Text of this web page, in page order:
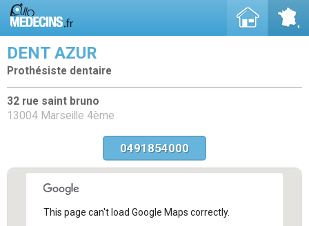
DENT AZUR
Prothésiste dentaire
32 rue saint bruno
13004 Marseille 4ème
0491854000
This page can't load Google Maps correctly.